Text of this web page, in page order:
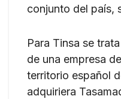
conjunto del país,
Para Tinsa se
de una empresa
territorio español
adquiriera